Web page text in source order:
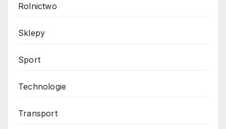
Rolnictwo
Sklepy
Sport
Technologie
Transport